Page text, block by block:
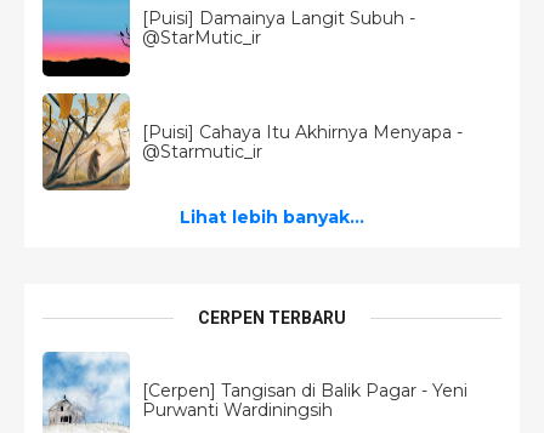
[Puisi] Damainya Langit Subuh -
@StarMutic_ir
[Puisi] Cahaya Itu Akhirnya Menyapa -
@Starmutic_ir
Lihat lebih banyak...
CERPEN TERBARU
[Cerpen] Tangisan di Balik Pagar - Yeni
Purwanti Wardiningsih